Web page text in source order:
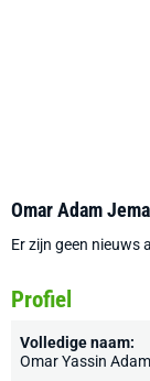
Omar Adam
Er zijn geen nieuws
Profiel
Volledige naam:
Omar Yassin